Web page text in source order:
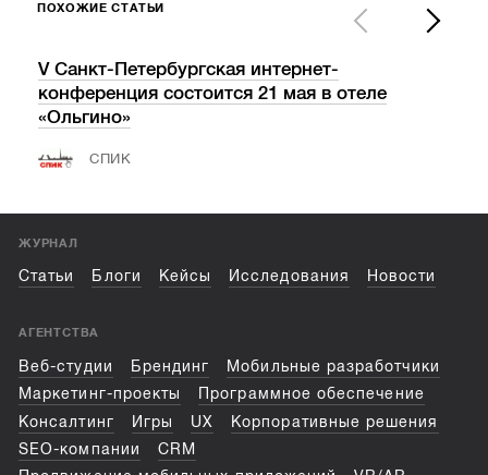
ПОХОЖИЕ СТАТЬИ
V Санкт-Петербургская интернет-
конференция состоится 21 мая в отеле
«Ольгино»
СПИК
ЖУРНАЛ
Статьи Блоги Кейсы Исследования Новости
АГЕНТСТВА
Веб-студии Брендинг
Мобильные разработчики
Маркетинг-проекты
Программное обеспечение
Консалтинг
Игры UX
Корпоративные решения
SEO-компании
CRM